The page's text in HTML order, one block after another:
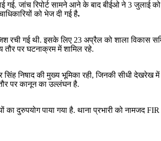
गई. जांच रिपोर्ट सामने आने के बाद बीईओ ने 3
को भेज दी गई है.
रची गई थी. इसके लिए 23 अप्रैल को शाला विकास
पर घटनाक्रम में शामिल रहे.
निषाद की मुख्य भूमिका रही, जिनकी सीधी देखरेख
पर कानून का उल्लंघन है.
दुरुपयोग पाया गया है. थाना प्रभारी को नामजद